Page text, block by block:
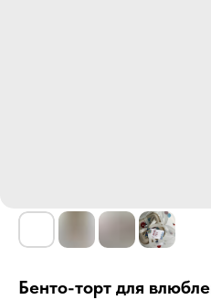
Бенто-торт для